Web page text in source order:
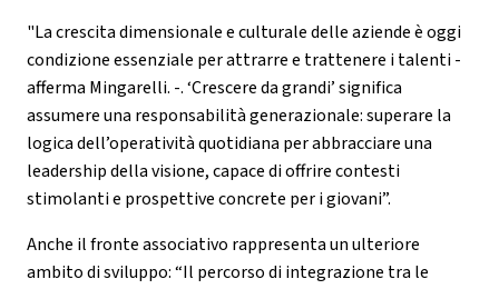
"La crescita dimensionale e culturale delle aziende è oggi
condizione essenziale per attrarre e trattenere i talenti -
afferma Mingarelli. -. ‘Crescere da grandi’ significa
assumere una responsabilità generazionale: superare la
logica dell’operatività quotidiana per abbracciare una
leadership della visione, capace di offrire contesti
stimolanti e prospettive concrete per i giovani”.
Anche il fronte associativo rappresenta un ulteriore
ambito di sviluppo: “Il percorso di integrazione tra le